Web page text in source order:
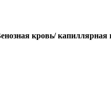
кровь/ капиллярная